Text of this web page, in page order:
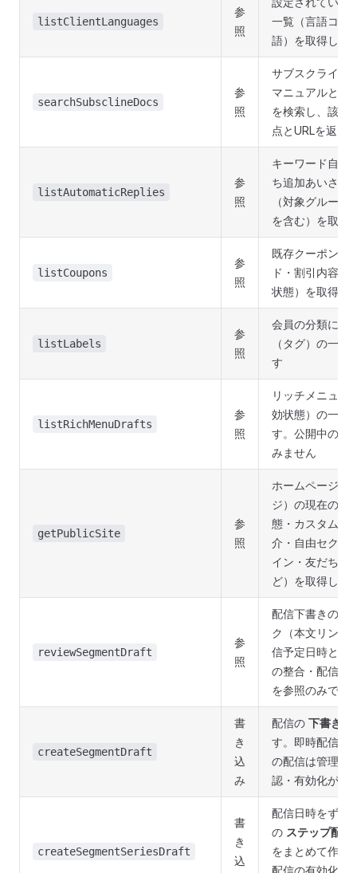
listClientLanguages
参
照
一覧（言語コー
語）を取得しま
searchSubsclineDocs
参
照
サブスクライン
マニュアルと仕
を検索し、該当
点とURLを返し
listAutomaticReplies
参
照
キーワード自動
ち追加あいさつ
（対象グループ
を含む）を取得
listCoupons
参
照
既存クーポンの
ド・割引内容・
状態）を取得し
listLabels
参
照
会員の分類に使
（タグ）の一覧
す
listRichMenuDrafts
参
照
リッチメニュー
効状態）の一覧
す。公開中のメ
みません
getPublicSite
参
照
ホームページ（
ジ）の現在の設
態・カスタム
介・自由セクシ
イン・友だち追
ど）を取得しま
reviewSegmentDraft
参
照
配信下書きの配
ク（本文リンク
信予定日時と本
の整合・配信対
を参照のみで行
createSegmentDraft
書
き
込
み
配信の 下書き
す。即時配信は
の配信は管理画
認・有効化が必
createSegmentSeriesDraft
書
き
込
配信日時をずら
の ステップ配信
をまとめて作成
配信の有効化は